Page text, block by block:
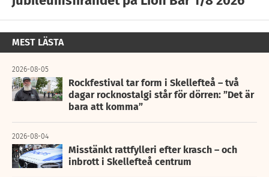
MEST LÄSTA
2026-08-05
Rockfestival tar form i Skellefteå – två
dagar rocknostalgi står för dörren: ”Det är
bara att komma”
2026-08-04
Misstänkt rattfylleri efter krasch – och
inbrott i Skellefteå centrum